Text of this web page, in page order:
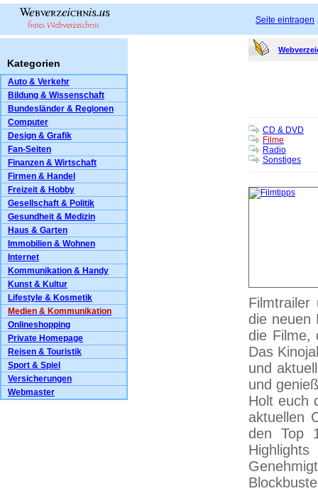
Seite eintragen
Kategorien
Auto & Verkehr
Bildung & Wissenschaft
Bundesländer & Regionen
Computer
Design & Grafik
Fan-Seiten
Finanzen & Wirtschaft
Firmen & Handel
Freizeit & Hobby
Gesellschaft & Politik
Gesundheit & Medizin
Haus & Garten
Immobilien & Wohnen
Internet
Kommunikation & Handy
Kunst & Kultur
Lifestyle & Kosmetik
Medien & Kommunikation
Onlineshopping
Private Homepage
Reisen & Touristik
Sport & Spiel
Versicherungen
Webmaster
CD & DVD
Filme
Radio
Sonstiges
Filmtrailer
die neuen
die Filme,
Das
und
und
Holt euch
aktuellen
den Top